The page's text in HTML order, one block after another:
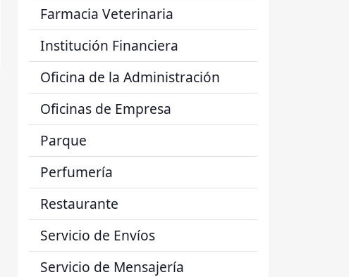
Farmacia Veterinaria
Institución Financiera
Oficina de la Administración
Oficinas de Empresa
Parque
Perfumería
Restaurante
Servicio de Envíos
Servicio de Mensajería